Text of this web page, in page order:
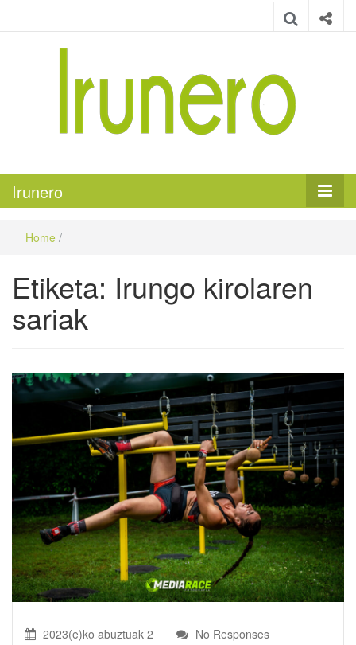
Irunero
Home /
Etiketa: Irungo kirolaren
sariak
2023(e)ko abuztuak 2 No Responses